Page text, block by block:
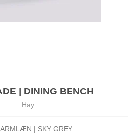
| DINING BENCH
Hay
ARMLÆN | SKY GREY